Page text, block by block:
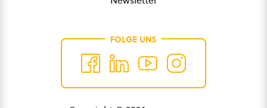
FOLGE UNS